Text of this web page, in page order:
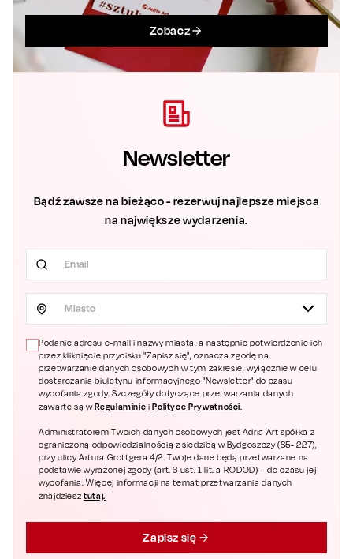
Zobacz
Newsletter
Bądź zawsze na bieżąco - rezerwuj najlepsze miejsca
na największe wydarzenia.
Miasto
Podanie adresu e-mail i nazwy miasta, a następnie potwierdzenie ich
przez kliknięcie przycisku "Zapisz się", oznacza zgodę na
przetwarzanie danych osobowych w tym zakresie, wyłącznie w celu
dostarczania biuletynu informacyjnego "Newsletter" do czasu
wycofania zgody. Szczegóły dotyczące przetwarzania danych
zawarte są wRegulaminie iPolityce Prywatności.
Administratorem Twoich danych osobowych jest Adria Art spółka z
ograniczoną odpowiedzialnością z siedzibą w Bydgoszczy (85- 227),
przy ulicy Artura Grottgera 4/2. Twoje dane będą przetwarzane na
podstawie wyrażonej zgody (art. 6 ust. 1 lit. a RODOD) – do czasu jej
wycofania. Więcej informacji na temat przetwarzania danych
znajdziesztutaj.
Zapisz się